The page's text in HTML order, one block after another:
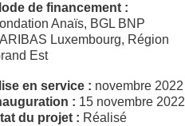
de financement :
Anaïs, BGL BNP
Luxembourg, Région
Est
en service : novembre 2022
: 15 novembre 2022
du projet : Réalisé